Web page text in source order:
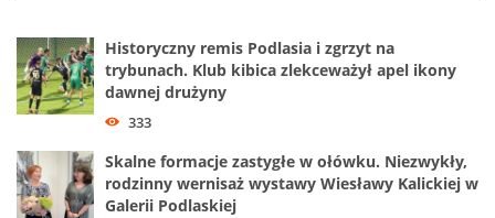
Historyczny remis Podlasia i zgrzyt na
trybunach. Klub kibica zlekceważył apel ikony
dawnej drużyny
333
Skalne formacje zastygłe w ołówku. Niezwykły,
rodzinny wernisaż wystawy Wiesławy Kalickiej w
Galerii Podlaskiej